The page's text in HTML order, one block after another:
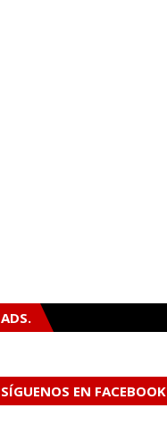
ADS.
SÍGUENOS EN FACEBOOK